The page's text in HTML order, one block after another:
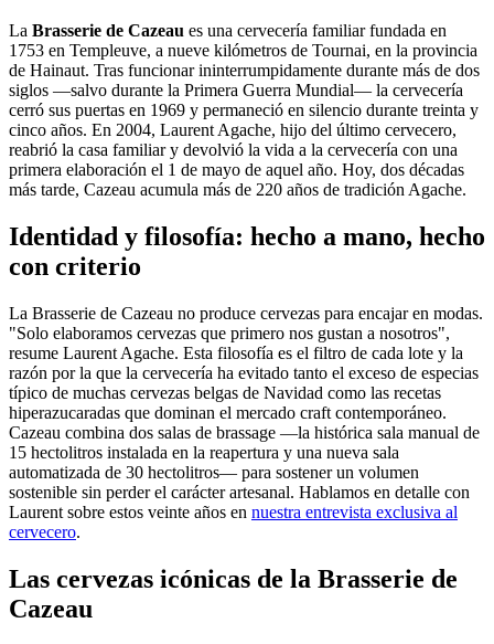
La Brasserie de Cazeau es una cervecería familiar fundada en
1753 en Templeuve, a nueve kilómetros de Tournai, en la provincia
de Hainaut. Tras funcionar ininterrumpidamente durante más de dos
siglos —salvo durante la Primera Guerra Mundial— la cervecería
cerró sus puertas en 1969 y permaneció en silencio durante treinta y
cinco años. En 2004, Laurent Agache, hijo del último cervecero,
reabrió la casa familiar y devolvió la vida a la cervecería con una
primera elaboración el 1 de mayo de aquel año. Hoy, dos décadas
más tarde, Cazeau acumula más de 220 años de tradición Agache.
Identidad y filosofía: hecho a mano, hecho
con criterio
La Brasserie de Cazeau no produce cervezas para encajar en modas.
"Solo elaboramos cervezas que primero nos gustan a nosotros",
resume Laurent Agache. Esta filosofía es el filtro de cada lote y la
razón por la que la cervecería ha evitado tanto el exceso de especias
típico de muchas cervezas belgas de Navidad como las recetas
hiperazucaradas que dominan el mercado craft contemporáneo.
Cazeau combina dos salas de brassage —la histórica sala manual de
15 hectolitros instalada en la reapertura y una nueva sala
automatizada de 30 hectolitros— para sostener un volumen
sostenible sin perder el carácter artesanal. Hablamos en detalle con
Laurent sobre estos veinte años en nuestra entrevista exclusiva al
cervecero.
Las cervezas icónicas de la Brasserie de
Cazeau